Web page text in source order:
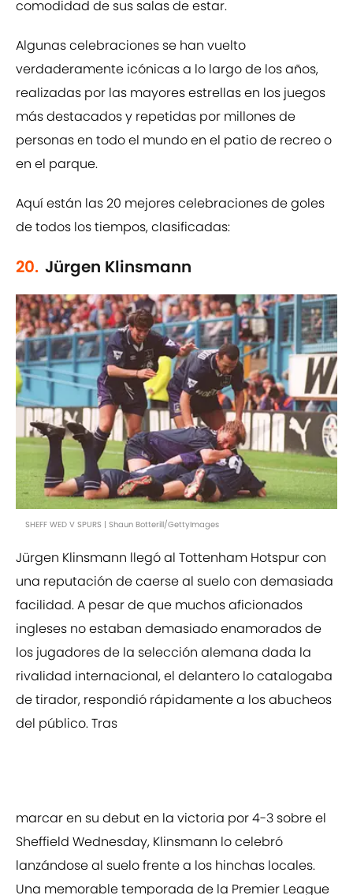
comodidad de sus salas de estar.
Algunas celebraciones se han vuelto
verdaderamente icónicas a lo largo de los años,
realizadas por las mayores estrellas en los juegos
más destacados y repetidas por millones de
personas en todo el mundo en el patio de recreo o
en el parque.
Aquí están las 20 mejores celebraciones de goles
de todos los tiempos, clasificadas:
20. Jürgen Klinsmann
SHEFF WED V SPURS | Shaun Botterill/GettyImages
Jürgen Klinsmann llegó al Tottenham Hotspur con
una reputación de caerse al suelo con demasiada
facilidad. A pesar de que muchos aficionados
ingleses no estaban demasiado enamorados de
los jugadores de la selección alemana dada la
rivalidad internacional, el delantero lo catalogaba
de tirador, respondió rápidamente a los abucheos
del público. Tras
marcar en su debut en la victoria por 4-3 sobre el
Sheffield Wednesday, Klinsmann lo celebró
lanzándose al suelo frente a los hinchas locales.
Una memorable temporada de la Premier League